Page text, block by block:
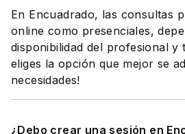
En Encuadrado, las consultas
online como presenciales,
disponibilidad del profesional y
eliges la opción que mejor se
necesidades!
¿Debo crear una sesión en